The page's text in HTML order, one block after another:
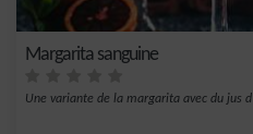
Margarita sanguine
Une variante de la margarita avec du jus